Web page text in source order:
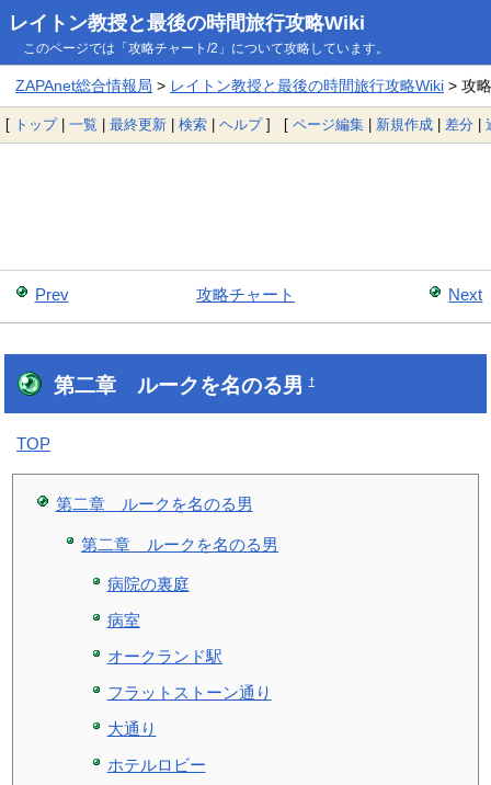
レイトン教授と最後の時間旅行攻略Wiki
このページでは「攻略チャート/2」について攻略しています。
ZAPAnet総合情報局 > レイトン教授と最後の時間旅行攻略Wiki> 攻
[ トップ| 一覧 | 最終更新 | 検索 | ヘルプ] [ ページ編集 | 新規作成 | 差分 |
Prev Next
攻略チャート
第二章 ルークを名のる男†
TOP
第二章 ルークを名のる男
第二章 ルークを名のる男
病院の裏庭
病室
オークランド駅
フラットストーン通り
大通り
ホテルロビー